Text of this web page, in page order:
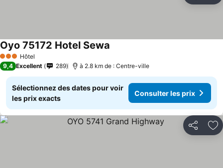
3 ÉtoilesHôtel
Oyo 75172 Hotel Sewa
9,4 Excellent 289 à 2.8 km de : Centre-ville
Sélectionnez des dates pour voir
les prix exacts
Consulter les prix
Partager